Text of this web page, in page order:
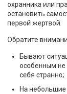
охранника или
остановить
первой жертвой.
Обратите
Бывают
особенным не
себя странно;
На